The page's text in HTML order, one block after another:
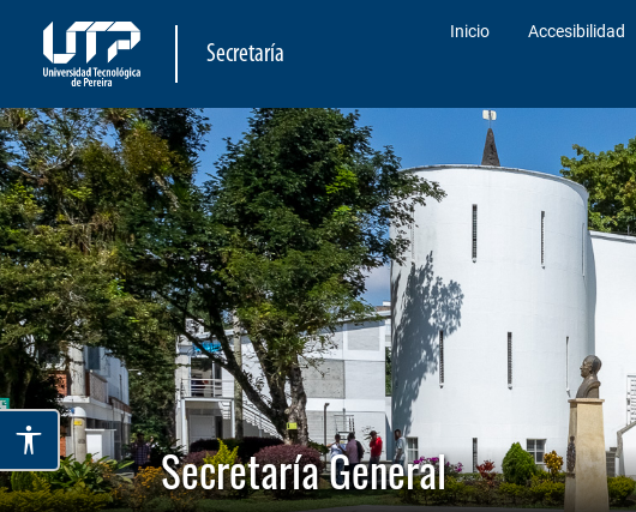
Secretaría
Inicio Accesibilidad
Secretaría General